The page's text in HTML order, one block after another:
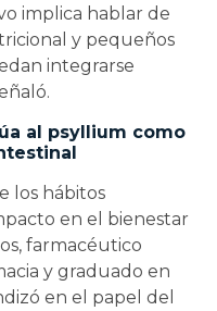
implica hablar de
y pequeños
integrarse
al psyllium como
los hábitos
en el bienestar
farmacéutico
y graduado en
en el papel del